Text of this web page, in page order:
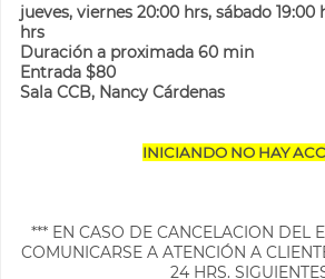
jueves, viernes 20:00 hrs, sábado
hrs
Duración a proximada 60 min
Entrada $80
Sala CCB, Nancy Cárdenas
INICIANDO NO HAY
*** EN CASO DE CANCELACION DEL
COMUNICARSE A ATENCIÓN A
24 HRS.